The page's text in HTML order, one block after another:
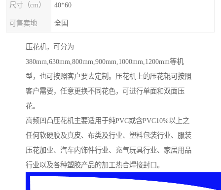
尺寸（cm） 40*60
可售卖地 全国
压花机，可分为
380mm,630mm,800mm,900mm,1000mm,1200mm等机
型，也可按照客户要去定制。压花机上的压花辊可按照
客户需要，任意更换不同花色，可进行单面和双面压
花。
高频凹凸压花机主要适用于纯PVC或含PVC10%以上之
任何软硬胶及真皮、布类及行业、塑料包装行业、服装
压花加业、汽车内饰件行业、充气玩具行业、家居用品
行业以及各种塑胶产品的加工热合焊接封口。